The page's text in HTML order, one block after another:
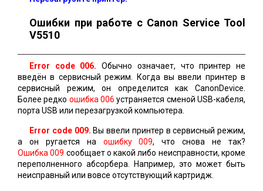
Ошибки при работе с Canon Service Tool
V5510
Error code 006. Обычно означает, что принтер не
введён в сервисный режим. Когда вы ввели принтер в
сервисный режим, он определится как CanonDevice.
Более редко ошибка 006 устраняется сменой USB-кабеля,
порта USB или перезагрузкой компьютера.
Error code 009. Вы ввели принтер в сервисный режим,
а он ругается на ошибку 009, что снова не так?
Ошибка 009 сообщает о какой либо неисправности, кроме
переполненного абсорбера. Например, это может быть
неисправный или вовсе отсутствующий картридж.